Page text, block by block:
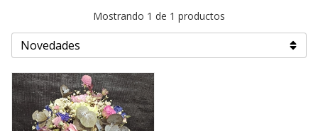
Mostrando 1 de 1 productos